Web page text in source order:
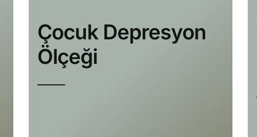
Çocuk Depresyon
Ölçeği